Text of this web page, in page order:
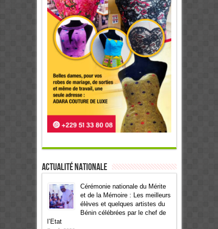
Actualité Nationale
Cérémonie nationale du Mérite
et de la Mémoire : Les meilleurs
élèves et quelques artistes du
Bénin célébrées par le chef de
l’Etat